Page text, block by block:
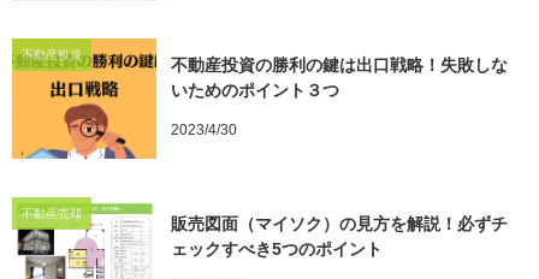
不動産投資
不動産投資の勝利の鍵は出口戦略！失敗しな
いためのポイント３つ
2023/4/30
不動産売却
販売図面（マイソク）の見方を解説！必ずチ
ェックすべき5つのポイント